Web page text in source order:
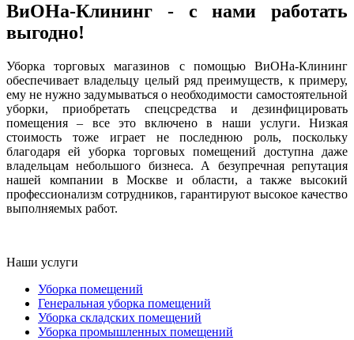
ВиОНа-Клининг - с нами работать
выгодно!
Уборка торговых магазинов с помощью ВиОНа-Клининг
обеспечивает владельцу целый ряд преимуществ, к примеру,
ему не нужно задумываться о необходимости самостоятельной
уборки, приобретать спецсредства и дезинфицировать
помещения – все это включено в наши услуги. Низкая
стоимость тоже играет не последнюю роль, поскольку
благодаря ей уборка торговых помещений доступна даже
владельцам небольшого бизнеса. А безупречная репутация
нашей компании в Москве и области, а также высокий
профессионализм сотрудников, гарантируют высокое качество
выполняемых работ.
Наши услуги
Уборка помещений
Генеральная уборка помещений
Уборка складских помещений
Уборка промышленных помещений